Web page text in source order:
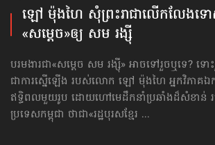
ឡៅ ម៉ុងហៃ សុំព្រះរាជា​លើកលែង​ទោ
«សម្ដេច»​ឲ្យ សម រង្ស៊ី
បរមងារជា«សម្ដេច សម រង្ស៊ី» អាចទៅរួចឬទេ? ទោ
ជាការស្នើឡើង របស់លោក ឡៅ ម៉ុងហៃ អ្នកវិភាគឯក
ឥទ្ធិពលមួយរូប ដោយហៅមេដឹកនាំប្រឆាំងដ៏សំខាន់
ប្រទេសកម្ពុជា ថាជា​«រដ្ឋបុរសខ្មែរ ...